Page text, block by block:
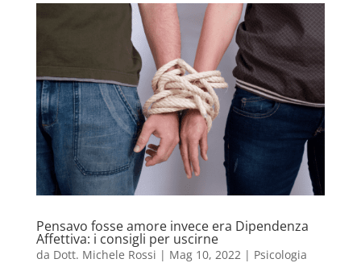
Pensavo fosse amore invece era Dipendenza
Affettiva: i consigli per uscirne
da Dott. Michele Rossi | Mag 10, 2022 | Psicologia